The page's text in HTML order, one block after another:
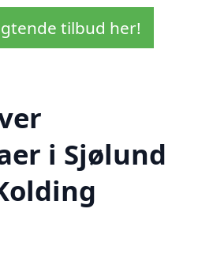
tilbud her!
i Sjølund